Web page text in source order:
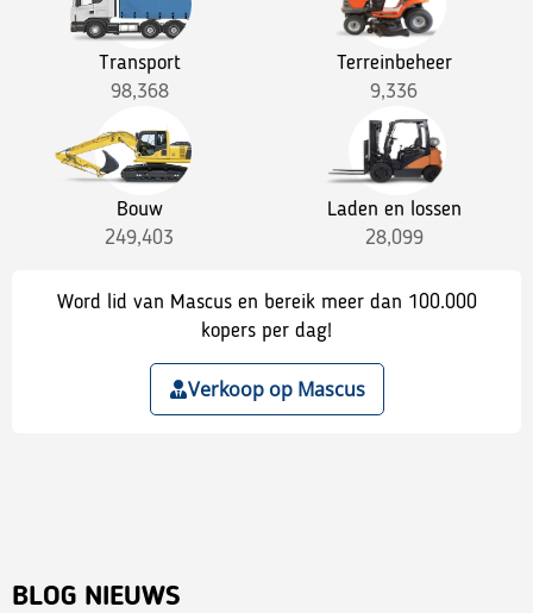
Transport
98,368
Bouw
249,403
Terreinbeheer
9,336
Laden en lossen
28,099
Word lid van Mascus en bereik meer dan 100.000
kopers per dag!
Verkoop op Mascus
BLOG NIEUWS